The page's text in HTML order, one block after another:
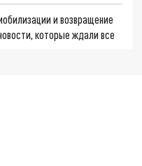
и возвращение
которые ждали все